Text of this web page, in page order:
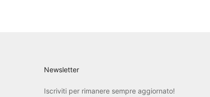
Newsletter
Iscriviti per rimanere sempre aggiornato!